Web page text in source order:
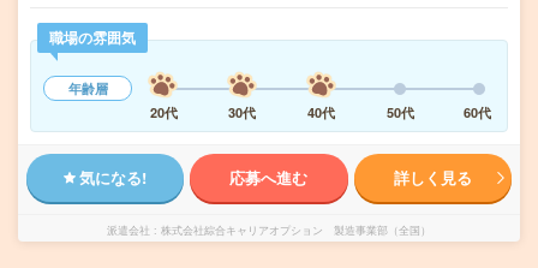
職場の雰囲気
年齢層
20代
30代 40代 50代 60代
気になる! 応募へ進む 詳しく見る
派遣会社 株式会社綜合キャリアオプション 製造事業部（全国）